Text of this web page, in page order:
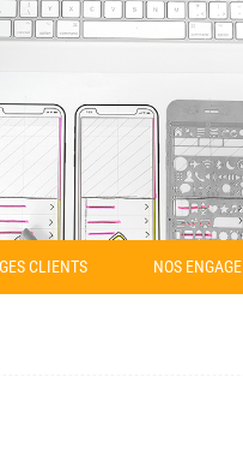
CLIENTS NOS